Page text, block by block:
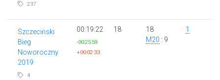
237
Szczeciński
Bieg
Noworoczny
2019
4
00:19:22
-00:25:59
+00:02:33
18
18
M20 : 9
1